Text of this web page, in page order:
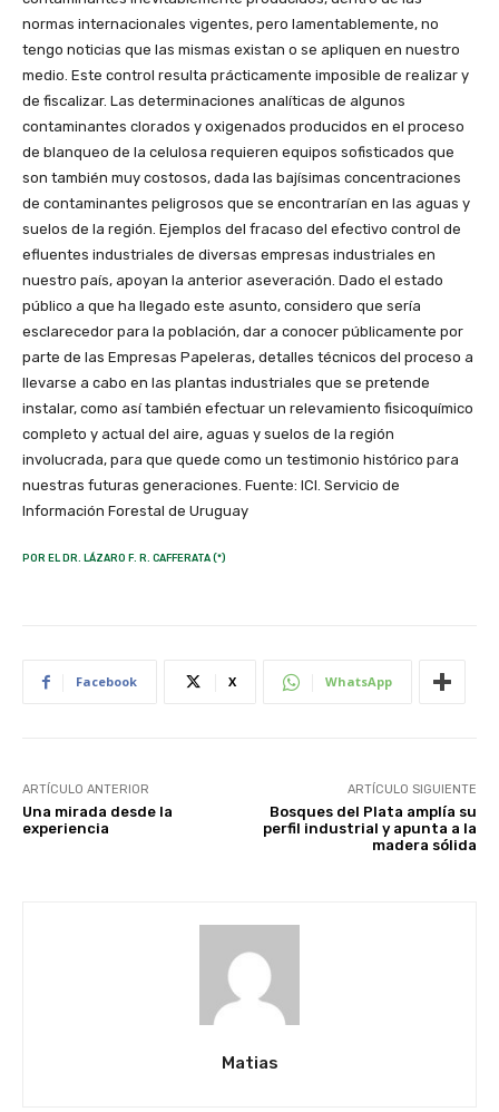
normas internacionales vigentes, pero lamentablemente, no
tengo noticias que las mismas existan o se apliquen en nuestro
medio. Este control resulta prácticamente imposible de realizar y
de fiscalizar. Las determinaciones analíticas de algunos
contaminantes clorados y oxigenados producidos en el proceso
de blanqueo de la celulosa requieren equipos sofisticados que
son también muy costosos, dada las bajísimas concentraciones
de contaminantes peligrosos que se encontrarían en las aguas y
suelos de la región. Ejemplos del fracaso del efectivo control de
efluentes industriales de diversas empresas industriales en
nuestro país, apoyan la anterior aseveración. Dado el estado
público a que ha llegado este asunto, considero que sería
esclarecedor para la población, dar a conocer públicamente por
parte de las Empresas Papeleras, detalles técnicos del proceso a
llevarse a cabo en las plantas industriales que se pretende
instalar, como así también efectuar un relevamiento fisicoquímico
completo y actual del aire, aguas y suelos de la región
involucrada, para que quede como un testimonio histórico para
nuestras futuras generaciones. Fuente: ICI. Servicio de
Información Forestal de Uruguay
POR EL DR. LÁZARO F. R. CAFFERATA (*)
Facebook X WhatsApp
ARTÍCULO ANTERIOR
Una mirada desde la
experiencia
ARTÍCULO SIGUIENTE
Bosques del Plata amplía su
perfil industrial y apunta a la
madera sólida
Matias